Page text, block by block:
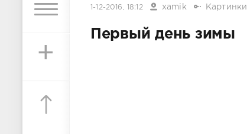
+
1-12-2016, 18:12 xamik Картинки
Первый день зимы